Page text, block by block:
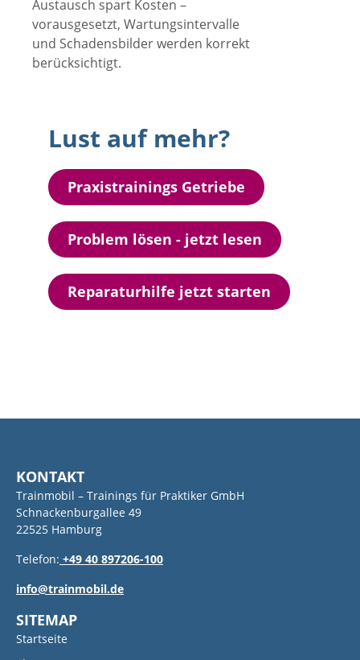
Austausch spart Kosten –
vorausgesetzt, Wartungsintervalle
und Schadensbilder werden korrekt
berücksichtigt.
Lust auf mehr?
Praxistrainings Getriebe
Problem lösen - jetzt lesen
Reparaturhilfe jetzt starten
KONTAKT
Trainmobil – Trainings für Praktiker GmbH
Schnackenburgallee 49
22525 Hamburg
Telefon: +49 40 897206-100
info@trainmobil.de
SITEMAP
Startseite